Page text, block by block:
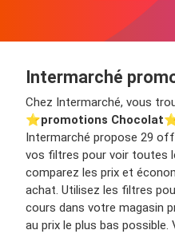
Intermarché
Chez Intermarché, vous
⭐️promotions Chocolat
Intermarché propose 29
vos filtres pour voir toutes
comparez les prix et
achat. Utilisez les filtres
cours dans votre magasin
au prix le plus bas